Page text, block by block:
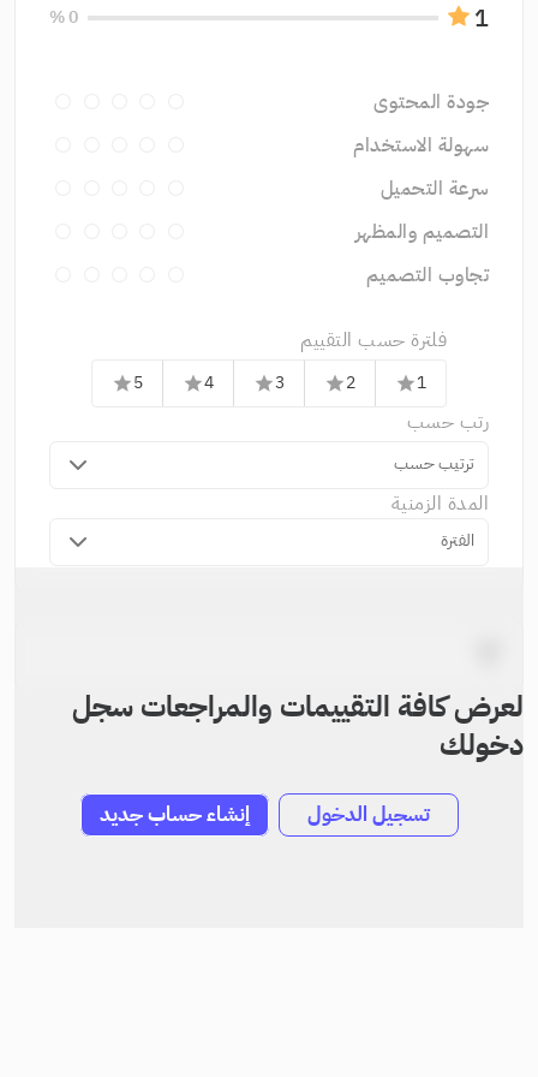
1
0 %
جودة المحتوى
سهولة الاستخدام
سرعة التحميل
التصميم والمظهر
تجاوب التصميم
فلترة حسب التقييم
1
star
2
star
3
star
4
star
5
star
رتب حسب
ترتيب حسب
المدة الزمنية
الفترة
لعرض كافة التقييمات والمراجعات سجل
دخولك
تسجيل الدخول إنشاء حساب جديد